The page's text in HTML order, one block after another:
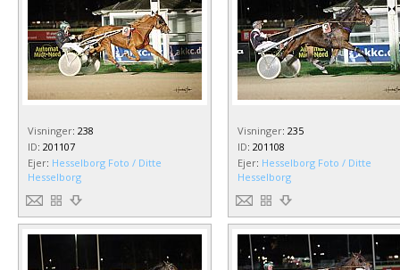
Visninger: 238
ID: 201107
Ejer: Hesselborg Foto / Ditte
Hesselborg
Visninger: 235
ID: 201108
Ejer: Hesselborg Foto / Ditte
Hesselborg